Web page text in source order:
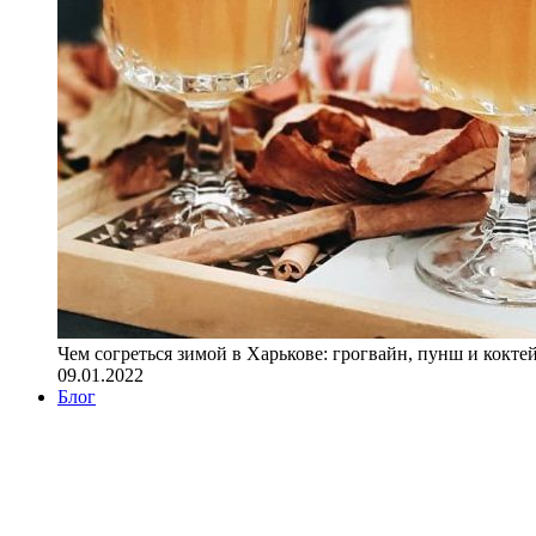
Чем согреться зимой в Харькове: грогвайн, пунш и
09.01.2022
Блог